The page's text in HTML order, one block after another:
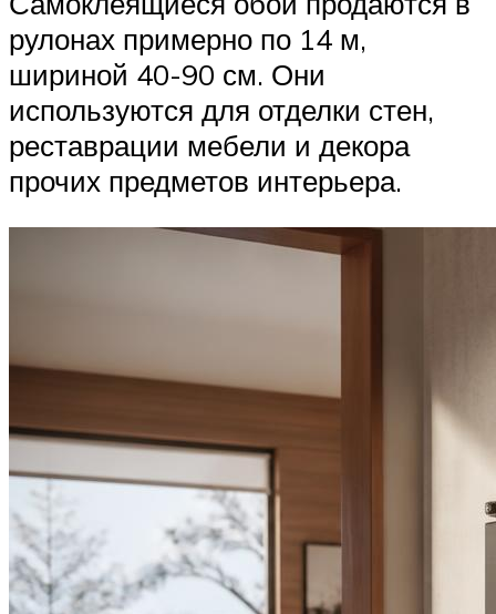
рулонах примерно по 14 м,
шириной 40-90 см. Они
используются для отделки стен,
реставрации мебели и декора
прочих предметов интерьера.